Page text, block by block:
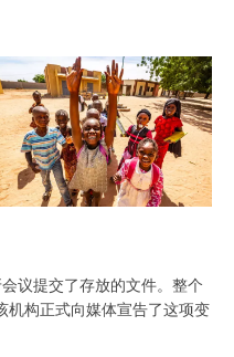
议提交了存放的文件。整个
机构正式向媒体宣告了这项变